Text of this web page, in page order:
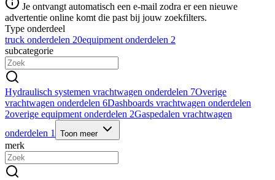
Je ontvangt automatisch een e-mail zodra er een nieuwe
advertentie online komt die past bij jouw zoekfilters.
Type onderdeel
truck onderdelen 20equipment onderdelen 2
subcategorie
Hydraulisch systemen vrachtwagen onderdelen 7Overige
vrachtwagen onderdelen 6Dashboards vrachtwagen onderdelen
2overige equipment onderdelen 2Gaspedalen vrachtwagen
onderdelen 1 Toon meer
merk